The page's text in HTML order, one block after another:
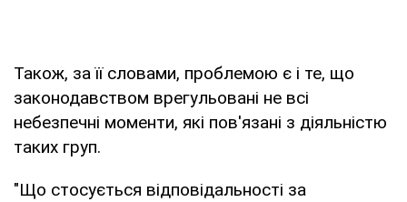
Також, за її словами, проблемою є і те, що
законодавством врегульовані не всі
небезпечні моменти, які пов'язані з діяльністю
таких груп.
"Що стосується відповідальності за